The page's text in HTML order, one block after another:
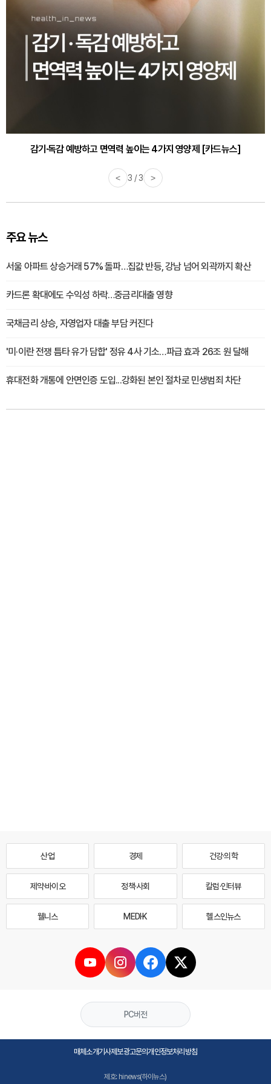
감기·독감 예방하고 면역력 높이는 4가지 영양제 [카드뉴스]
< 3 / 3 >
주요 뉴스
서울 아파트 상승거래 57% 돌파…집값 반등, 강남 넘어 외곽까지 확산
카드론 확대에도 수익성 하락…중금리대출 영향
국채금리 상승, 자영업자 대출 부담 커진다
'미·이란 전쟁 틈타 유가 담합' 정유 4사 기소…파급 효과 26조 원 달해
휴대전화 개통에 안면인증 도입...강화된 본인 절차로 민생범죄 차단
산업 경제 건강·의학
제약·바이오 정책·사회 칼럼·인터뷰
웰니스 MEDI·K 헬스인뉴스
PC버전
매체소개기사제보광고문의개인정보처리방침
제호: hinews(하이뉴스)